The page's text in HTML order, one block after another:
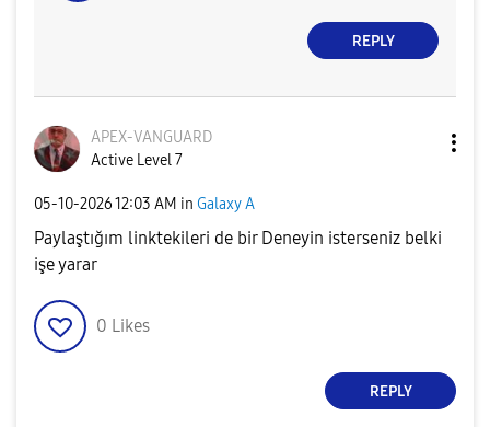
REPLY
APEX-VANGUARD
Active Level 7
‎05-10-202612:03 AM in Galaxy A
Paylaştığım linktekileri de bir Deneyin isterseniz belki
işe yarar
0 Likes
REPLY